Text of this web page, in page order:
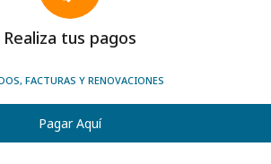
Realiza tus pagos
FACTURAS Y RENOVACIONES
Pagar Aquí